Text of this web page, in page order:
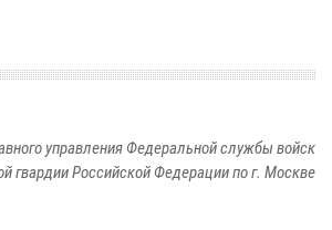
управления Федеральной службы войск
гвардии Российской Федерации по г. Москве